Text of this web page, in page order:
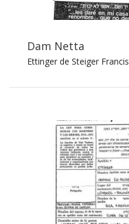
Dam Netta
Ettinger de Steiger Francis